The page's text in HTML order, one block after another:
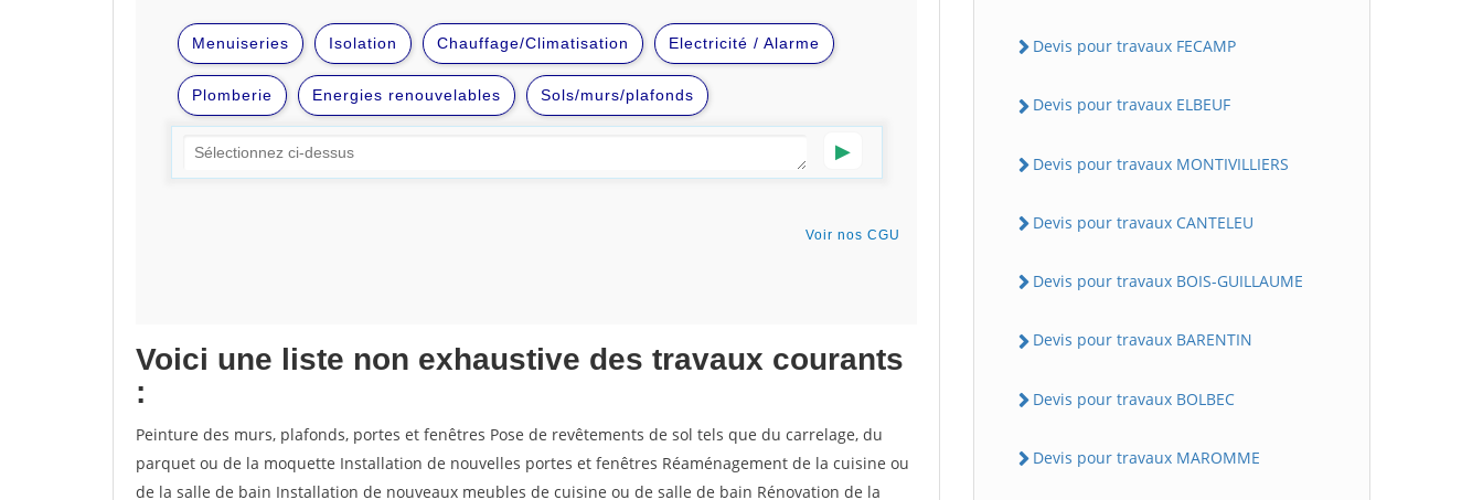
Voici une liste non exhaustive des travaux courants
:
Peinture des murs, plafonds, portes et fenêtres Pose de revêtements de sol tels que du carrelage, du
parquet ou de la moquette Installation de nouvelles portes et fenêtres Réaménagement de la cuisine ou
de la salle de bain Installation de nouveaux meubles de cuisine ou de salle de bain Rénovation de la
Devis pour travaux FECAMP
Devis pour travaux ELBEUF
Devis pour travaux MONTIVILLIERS
Devis pour travaux CANTELEU
Devis pour travaux BOIS-GUILLAUME
Devis pour travaux BARENTIN
Devis pour travaux BOLBEC
Devis pour travaux MAROMME